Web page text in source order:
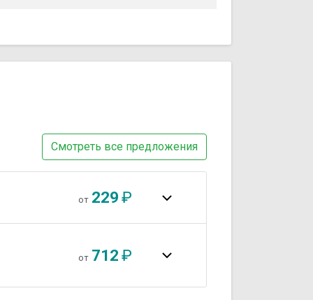
Смотреть все предложения
от 229₽
от 712₽